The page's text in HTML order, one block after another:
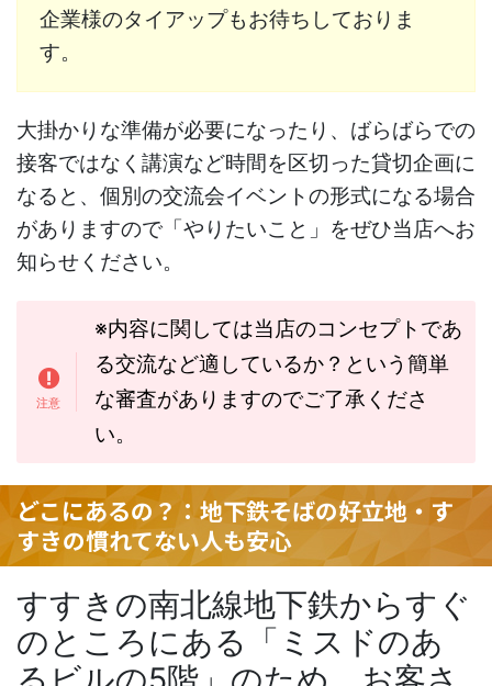
企業様のタイアップもお待ちしておりま
す。
大掛かりな準備が必要になったり、ばらばらでの
接客ではなく講演など時間を区切った貸切企画に
なると、個別の交流会イベントの形式になる場合
がありますので「やりたいこと」をぜひ当店へお
知らせください。
※内容に関しては当店のコンセプトであ
る交流など適しているか？という簡単
な審査がありますのでご了承くださ
い。
どこにあるの？：地下鉄そばの好立地・す
すきの慣れてない人も安心
すすきの南北線地下鉄からすぐ
のところにある「ミスドのあ